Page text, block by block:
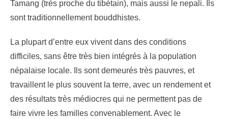
Tamang (très proche du tibétain), mais aussi le nepali. Ils
sont traditionnellement bouddhistes.
La plupart d’entre eux vivent dans des conditions
difficiles, sans être très bien intégrés à la population
népalaise locale. Ils sont demeurés très pauvres, et
travaillent le plus souvent la terre, avec un rendement et
des résultats très médiocres qui ne permettent pas de
faire vivre les familles convenablement. Avec le